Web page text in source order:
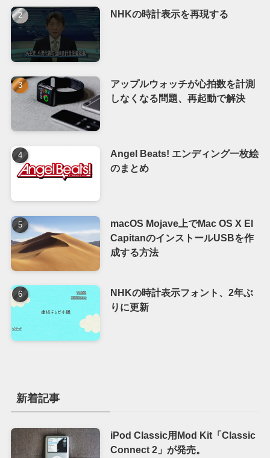
NHKの時計表示を再現する
アップルウォッチが心拍数を計測
しなくなる問題、再起動で解決
Angel Beats! エンディング一枚絵
のまとめ
macOS Mojave上でMac OS X El
CapitanのインストールUSBを作
成する方法
NHKの時計表示フォント、2年ぶ
りに更新
新着記事
iPod Classic用Mod Kit「Classic
Connect 2」が発売。